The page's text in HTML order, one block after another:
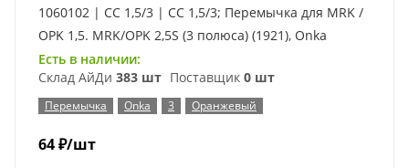
1060102 | CC 1,5/3 | CC 1,5/3; Перемычка для MRK /
OPK 1,5. MRK/OPK 2,5S (3 полюса) (1921), Onka
Есть в наличии:
Склад АйДи 383 шт Поставщик 0 шт
Перемычка Onka 3 Оранжевый
64₽/шт